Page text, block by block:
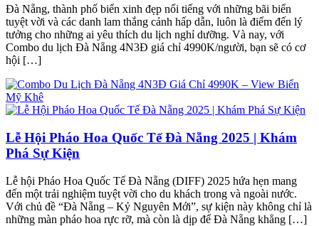
Đà Nẵng, thành phố biển xinh đẹp nổi tiếng với những bãi biển
tuyệt vời và các danh lam thắng cảnh hấp dẫn, luôn là điểm đến lý
tưởng cho những ai yêu thích du lịch nghỉ dưỡng. Và nay, với
Combo du lịch Đà Nẵng 4N3Đ giá chỉ 4990K/người, bạn sẽ có cơ
hội […]
Lễ Hội Pháo Hoa Quốc Tế Đà Nẵng 2025 | Khám
Phá Sự Kiện
Lễ hội Pháo Hoa Quốc Tế Đà Nẵng (DIFF) 2025 hứa hẹn mang
đến một trải nghiệm tuyệt vời cho du khách trong và ngoài nước.
Với chủ đề “Đà Nẵng – Kỷ Nguyên Mới”, sự kiện này không chỉ là
những màn pháo hoa rực rỡ, mà còn là dịp để Đà Nẵng khẳng […]